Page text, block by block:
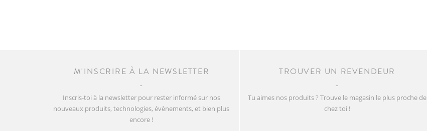
M'INSCRIRE À LA NEWSLETTER
Inscris-toi à la newsletter pour rester informé sur nos
nouveaux produits, technologies, évènements, et bien plus
encore !
TROUVER UN REVENDEUR
Tu aimes nos produits ? Trouve le magasin le plus proche de
chez toi !